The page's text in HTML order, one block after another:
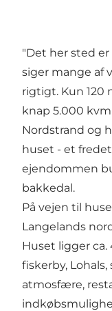
"Det her sted
siger mange af
rigtigt. Kun 120
knap 5.000
Nordstrand og
huset - et
ejendommen
bakkedal.
På vejen til
Langelands
Huset ligger
fiskerby,
atmosfære,